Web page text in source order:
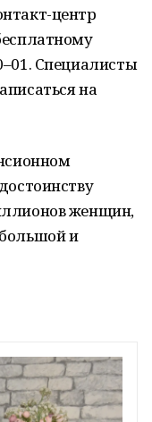
центр
Специалисты
на
женщин,
и